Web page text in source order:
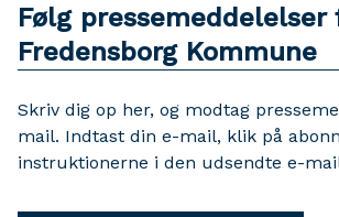
Følg pressemeddelelser
Fredensborg Kommune
Skriv dig op her, og modtag
mail. Indtast din e-mail, klik på
instruktionerne i den udsendte e-